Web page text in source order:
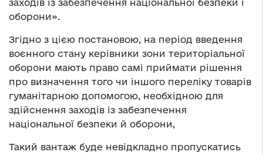
заходів із забезпечення національної безпеки і
оборони».
Згідно з цією постановою, на період введення
воєнного стану керівники зони територіальної
оборони мають право самі приймати рішення
про визначення того чи іншого переліку товарів
гуманітарною допомогою, необхідною для
здійснення заходів із забезпечення
національної безпеки й оборони,
Такий вантаж буде невідкладно пропускатись